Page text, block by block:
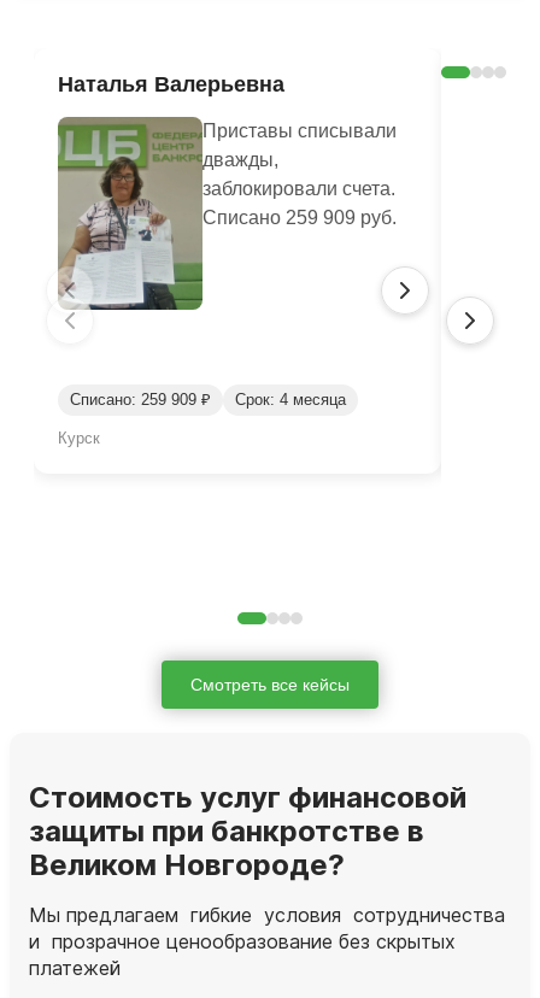
Наталья Валерьевна
Приставы списывали
дважды,
заблокировали счета.
Списано 259 909 руб.
Списано: 259 909 ₽ Срок: 4 месяца
Курск
Смотреть все кейсы
Стоимость услуг финансовой
защиты при банкротстве в
Великом Новгороде?
Мы предлагаем гибкие условия сотрудничества
и прозрачное ценообразование без скрытых
платежей